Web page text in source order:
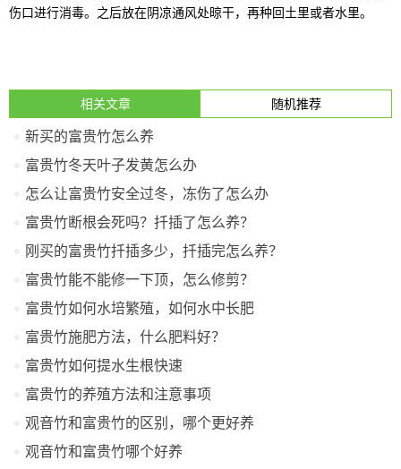
伤口进行消毒。之后放在阴凉通风处晾干，再种回土里或者水里。
相关文章 随机推荐
新买的富贵竹怎么养
富贵竹冬天叶子发黄怎么办
怎么让富贵竹安全过冬，冻伤了怎么办
富贵竹断根会死吗？扦插了怎么养？
刚买的富贵竹扦插多少，扦插完怎么养？
富贵竹能不能修一下顶，怎么修剪？
富贵竹如何水培繁殖，如何水中长肥
富贵竹施肥方法，什么肥料好？
富贵竹如何提水生根快速
富贵竹的养殖方法和注意事项
观音竹和富贵竹的区别，哪个更好养
观音竹和富贵竹哪个好养